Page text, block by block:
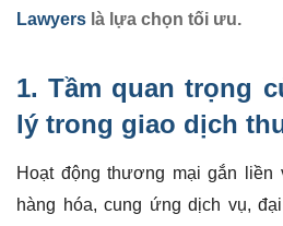
Lawyers là lựa chọn tối ưu.
1. Tầm quan trọng
lý trong giao dịch
Hoạt động thương mại gắn liền
hàng hóa, cung ứng dịch vụ,